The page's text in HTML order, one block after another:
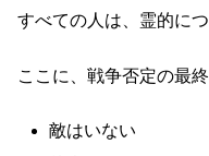
すべての人は、霊的に
ここに、戦争否定の最
敵はいない